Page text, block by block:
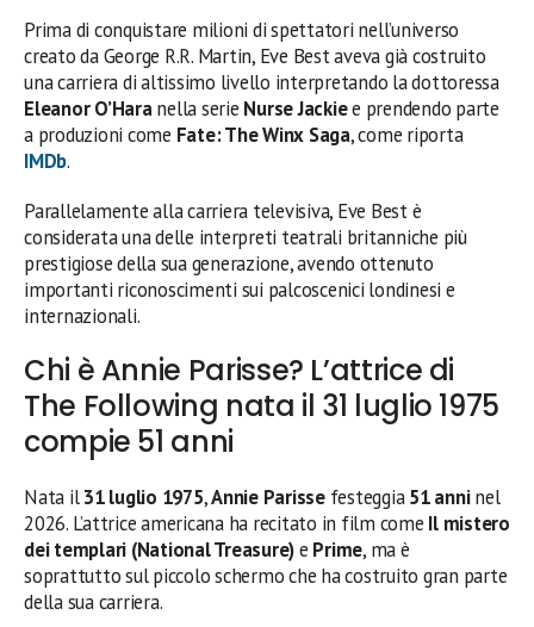
Prima di conquistare milioni di spettatori nell’universo
creato da George R.R. Martin, Eve Best aveva già costruito
una carriera di altissimo livello interpretando la dottoressa
Eleanor O’Haranella serie Nurse Jackiee prendendo parte
a produzioni come Fate: The Winx Saga, come riporta
IMDb.
Parallelamente alla carriera televisiva, Eve Best è
considerata una delle interpreti teatrali britanniche più
prestigiose della sua generazione, avendo ottenuto
importanti riconoscimenti sui palcoscenici londinesi e
internazionali.
Chi è Annie Parisse? L’attrice di
The Following nata il 31 luglio 1975
compie 51 anni
Nata il31 luglio 1975,Annie Parissefesteggia51 anninel
2026. L’attrice americana ha recitato in film come Il mistero
dei templari (National Treasure)e Prime, ma è
soprattutto sul piccolo schermo che ha costruito gran parte
della sua carriera.